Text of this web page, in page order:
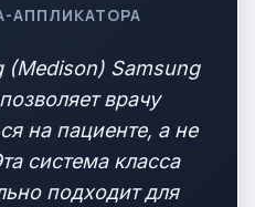
АППЛИКАТОРА
(Medison) Samsung
врачу
на пациенте, а не
система класса
подходит для